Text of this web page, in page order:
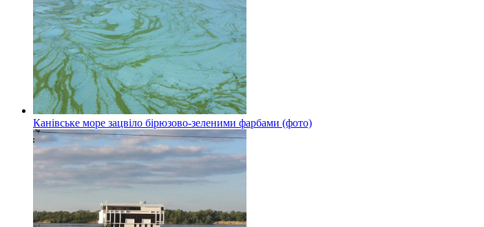
Канівське море зацвіло бірюзово-зеленими фарбами (фото)